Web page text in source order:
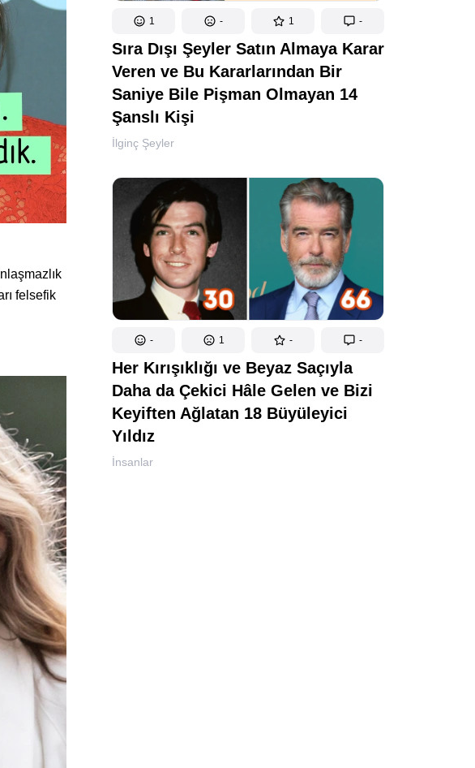
1 - 1 -
Sıra Dışı Şeyler Satın Almaya Karar
Veren ve Bu Kararlarından Bir
Saniye Bile Pişman Olmayan 14
Şanslı Kişi
İlginç Şeyler
- 1 - -
Her Kırışıklığı ve Beyaz Saçıyla
Daha da Çekici Hâle Gelen ve Bizi
Keyiften Ağlatan 18 Büyüleyici
Yıldız
İnsanlar
felsefik